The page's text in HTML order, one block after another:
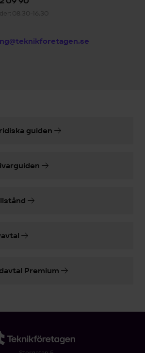
08.30-16.30
guiden
Premium